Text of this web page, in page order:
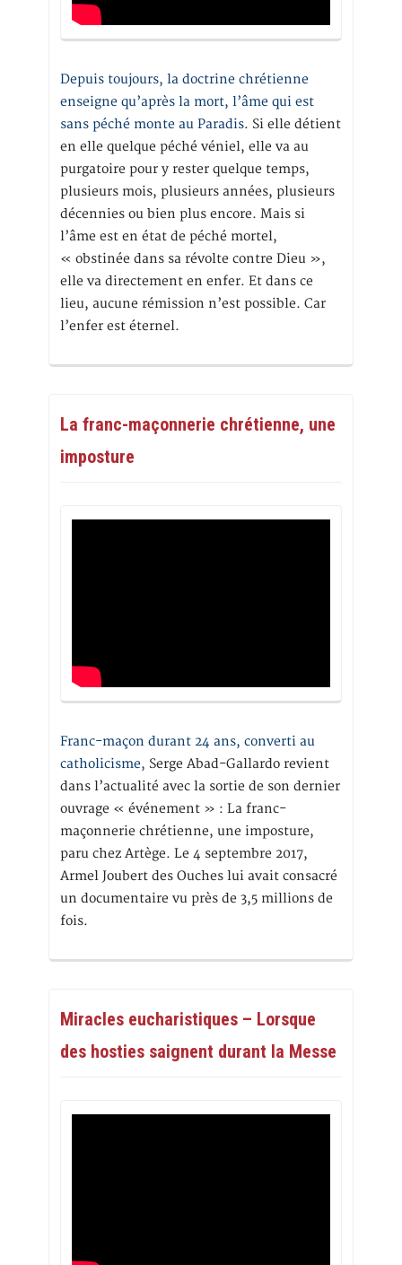
Depuis toujours, la doctrine chrétienne
enseigne qu’après la mort, l’âme qui est
sans péché monte au Paradis. Si elle détient
en elle quelque péché véniel, elle va au
purgatoire pour y rester quelque temps,
plusieurs mois, plusieurs années, plusieurs
décennies ou bien plus encore. Mais si
l’âme est en état de péché mortel,
« obstinée dans sa révolte contre Dieu »,
elle va directement en enfer. Et dans ce
lieu, aucune rémission n’est possible. Car
l’enfer est éternel.
La franc-maçonnerie chrétienne, une
imposture
Franc-maçon durant 24 ans, converti au
catholicisme, Serge Abad-Gallardo revient
dans l’actualité avec la sortie de son dernier
ouvrage « événement » : La franc-
maçonnerie chrétienne, une imposture,
paru chez Artège. Le 4 septembre 2017,
Armel Joubert des Ouches lui avait consacré
un documentaire vu près de 3,5 millions de
fois.
Miracles eucharistiques – Lorsque
des hosties saignent durant la Messe